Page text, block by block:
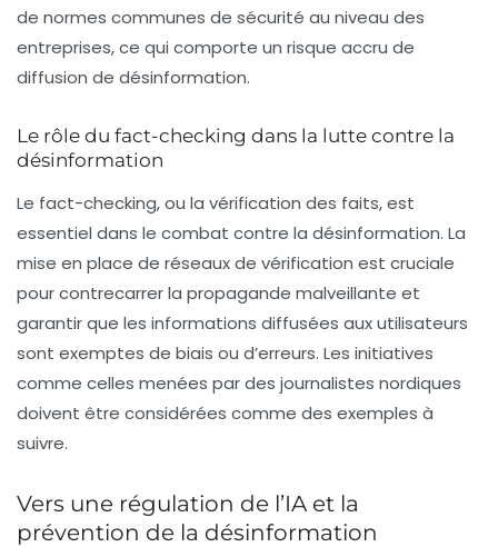
de normes communes de sécurité au niveau des
entreprises, ce qui comporte un risque accru de
diffusion de désinformation.
Le rôle du fact-checking dans la lutte contre la
désinformation
Le fact-checking, ou la vérification des faits, est
essentiel dans le combat contre la désinformation. La
mise en place de réseaux de vérification est cruciale
pour contrecarrer la propagande malveillante et
garantir que les informations diffusées aux utilisateurs
sont exemptes de biais ou d’erreurs. Les initiatives
comme celles menées par des journalistes nordiques
doivent être considérées comme des exemples à
suivre.
Vers une régulation de l’IA et la
prévention de la désinformation